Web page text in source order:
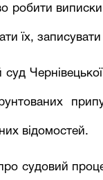
робити
їх,
суд
відомостей.
судовий